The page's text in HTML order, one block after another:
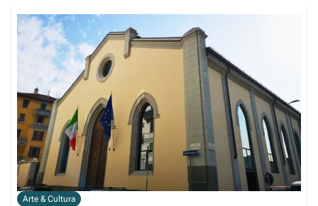
Arte & Cultura